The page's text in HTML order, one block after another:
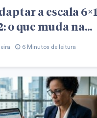
a escala 6×1
o que muda na...
6 Minutos de leitura